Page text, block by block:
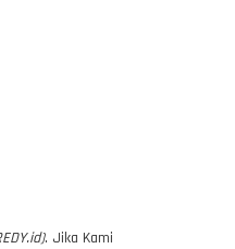
. Jika Kami